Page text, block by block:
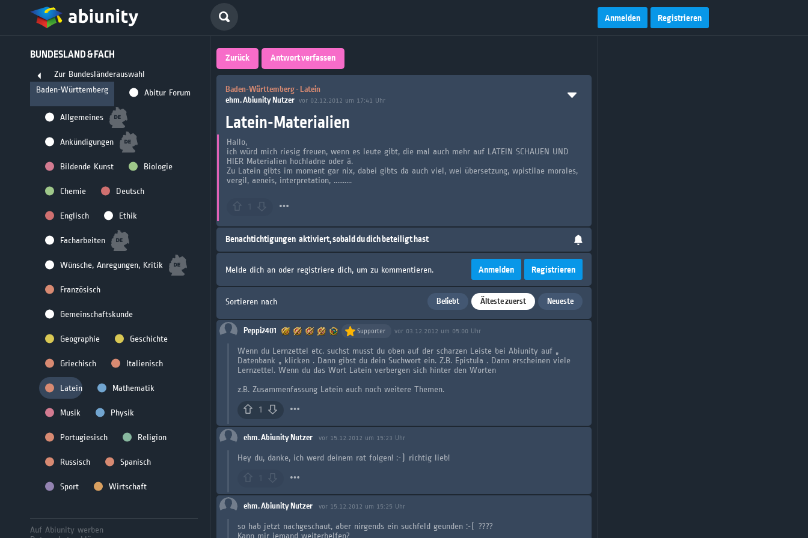
Anmelden Registrieren
BUNDESLAND & FACH
Zur Bundesländerauswahl
Baden-Württemberg
Abitur Forum
Allgemeines
Ankündigungen
Bildende Kunst Biologie
Chemie Deutsch
Englisch Ethik
Facharbeiten
Wünsche, Anregungen, Kritik
Französisch
Gemeinschaftskunde
Geographie Geschichte
Griechisch Italienisch
Latein Mathematik
Musik Physik
Portugiesisch Religion
Russisch Spanisch
Sport Wirtschaft
Auf Abiunity werben
Deutschlands
größte Plattform
für Abiturienten
Zurück Antwort verfassen
Baden-Württemberg - Latein
ehm. Abiunity Nutzer vor 02.12.2012 um 17:41 Uhr
Latein-Materialien
Hallo,
ich würd mich riesig freuen, wenn es leute gibt, die mal auch mehr auf LATEIN SCHAUEN UND
HIER Materialien hochladne oder ä.
Zu Latein gibts im moment gar nix, dabei gibts da auch viel, wei übersetzung, wpistilae morales,
vergil, aeneis, interpretation, ..........
Benachtichtigungen aktiviert, sobald du dich beteiligt hast
Melde dich an oder registriere dich, um zu kommentieren. Anmelden Registrieren
Sortieren nach Beliebt Älteste zuerst Neueste
Peppi2401 Supporter vor 03.12.2012 um 05:00 Uhr
Wenn du Lernzettel etc. suchst musst du oben auf der scharzen Leiste bei Abiunity auf „
Datenbank „ klicken . Dann gibst du dein Suchwort ein. Z.B. Epistula . Dann erscheinen viele
Lernzettel. Wenn du das Wort Latein verbergen sich hinter den Worten
z.B. Zusammenfassung Latein auch noch weitere Themen.
1
ehm. Abiunity Nutzer vor 15.12.2012 um 15:23 Uhr
Hey du, danke, ich werd deinem rat folgen! :-) richtig lieb!
ehm. Abiunity Nutzer vor 15.12.2012 um 15:25 Uhr
so hab jetzt nachgeschaut, aber nirgends ein suchfeld geunden :-( ????
Kann mir jemand weiterhelfen?